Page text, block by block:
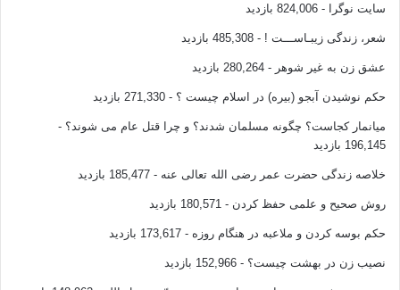
سایت نوگرا - 824,006 بازدید
شعر، زندگی زیبـاســـت ! - 485,308 بازدید
عشق زن به غیر شوهر - 280,264 بازدید
حکم نوشیدن آبجو (بیره) در اسلام چیست ؟ - 271,330 بازدید
میانمار کجاست؟ چگونه مسلمان شدند؟ و چرا قتل عام می شوند؟ -
196,145 بازدید
خلاصه زندگی حضرت عمر رضی الله تعالی عنه - 185,477 بازدید
روش صحیح و علمی حفظ کردن - 180,571 بازدید
حکم بوسه کردن و ملاعبه در هنگام روزه - 173,617 بازدید
نصیب زن در بهشت چیست؟ - 152,966 بازدید